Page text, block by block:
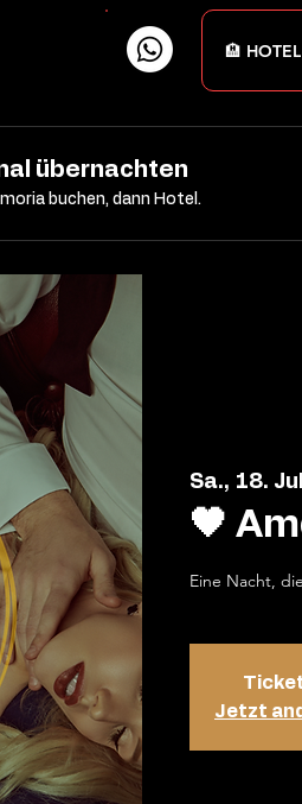
🏨 HOTEL
übernachten
buchen, dann Hotel.
Sa., 18.
🖤
Eine Nacht,
Jetzt